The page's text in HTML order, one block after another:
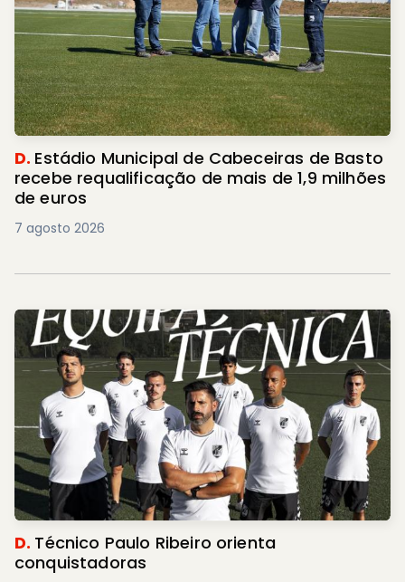
D. Estádio Municipal de Cabeceiras de Basto
recebe requalificação de mais de 1,9 milhões
de euros
7 agosto 2026
D. Técnico Paulo Ribeiro orienta
conquistadoras